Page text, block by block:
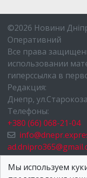
©2026 Новини
Оперативний
Все права
использовании
гиперссылка в
Редакция:
Днепр,
Телефоны:
+380 (66) 068-21-04
НОВОСТИ ДНЕПРА
Мы используем